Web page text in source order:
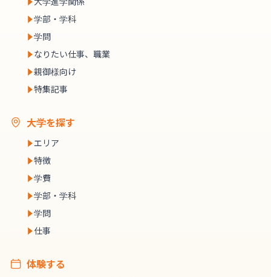
学部・学科
学問
なりたい仕事、職業
親御様向け
特集記事
大学を探す
エリア
特徴
学費
学部・学科
学問
仕事
体験する